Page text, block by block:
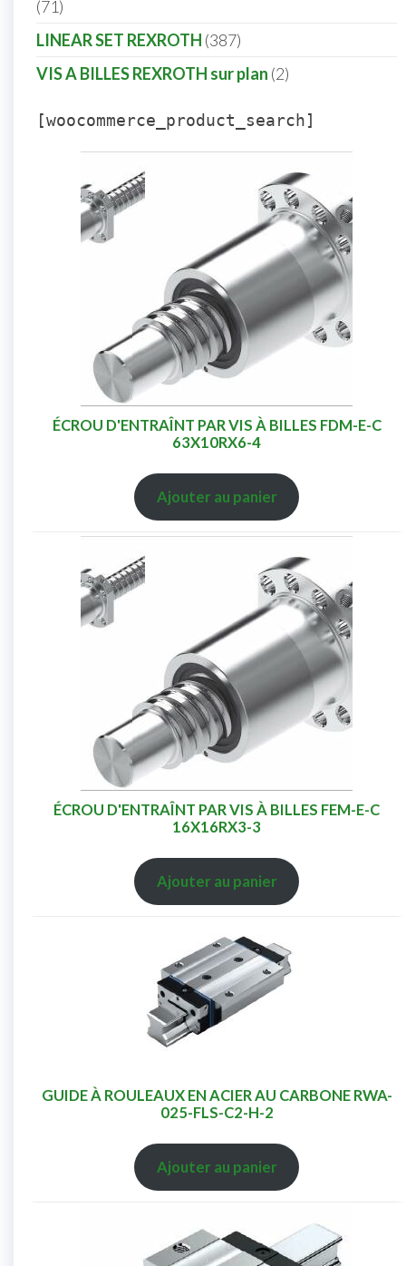
71
LINEAR SET REXROTH 387
VIS A BILLES REXROTH sur plan 2
[woocommerce_product_search]
ÉCROU D'ENTRAÎNT PAR VIS À BILLES FDM-E-C
63X10RX6-4
Ajouter au panier
ÉCROU D'ENTRAÎNT PAR VIS À BILLES FEM-E-C
16X16RX3-3
Ajouter au panier
GUIDE À ROULEAUX EN ACIER AU CARBONE RWA-
025-FLS-C2-H-2
Ajouter au panier